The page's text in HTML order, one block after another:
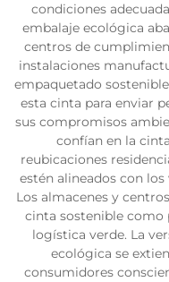
condiciones
embalaje ecológica
centros de
instalaciones
empaquetado
esta cinta para enviar
sus compromisos
confían en la
reubicaciones
estén alineados con
Los almacenes y
cinta sostenible como
logística verde. La
ecológica se
consumidores